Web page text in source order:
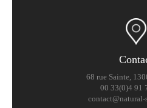
68 rue Sainte,
00 33(0)4 91
contact@natural-